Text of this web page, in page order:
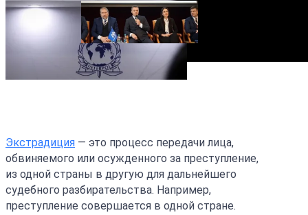
Экстрадиция — это процесс передачи лица,
обвиняемого или осужденного за преступление,
из одной страны в другую для дальнейшего
судебного разбирательства. Например,
преступление совершается в одной стране.